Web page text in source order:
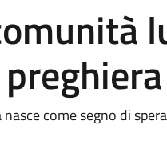
nasce come segno di